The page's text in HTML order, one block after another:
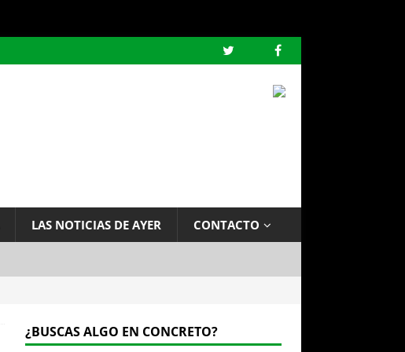
LAS NOTICIAS DE AYER CONTACTO
¿BUSCAS ALGO EN CONCRETO?